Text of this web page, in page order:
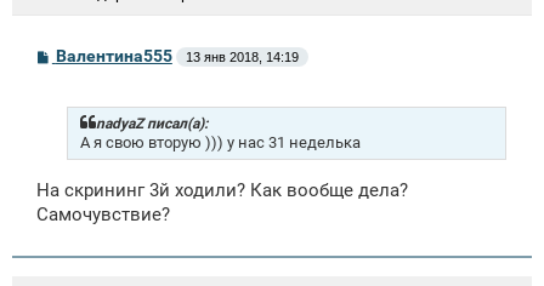
С
е
Валентина555 13 янв 2018, 14:19
nadyaZ писал(а):
А я свою вторую ))) у нас 31 неделька
На скрининг 3й ходили? Как вообще дела?
Самочувствие?